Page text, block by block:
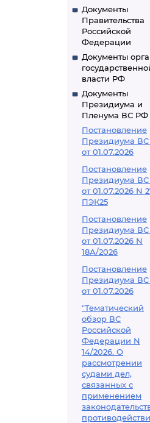
Документы
Правительства
Российской
Федерации
Документы
власти РФ
Документы
Президиума и
Пленума ВС РФ
Постановление
Президиума
от 01.07.2026
Постановление
Президиума
от 01.07.2026 N
ПЭК25
Постановление
Президиума
от 01.07.2026 N
18А/2026
Постановление
Президиума
от 01.07.2026
"Тематический
обзор ВС
Российской
Федерации N
14/2026. О
рассмотрении
судами дел,
связанных с
применением